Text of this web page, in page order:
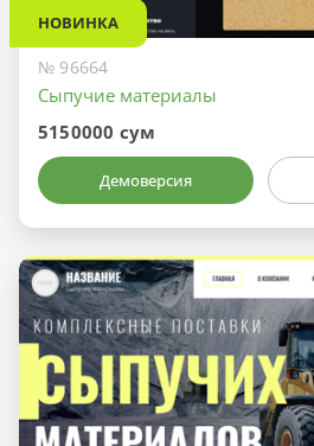
НОВИНКА
№ 96664
Сыпучие материалы
5150000 сум
Демоверсия